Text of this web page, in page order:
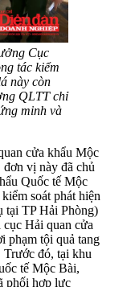
Cục
tác kiểm
này còn
QLTT chỉ
minh và
cửa khẩu Mộc
vị này đã chủ
Quốc tế Mộc
soát phát hiện
tại TP Hải Phòng)
Hải quan cửa
phạm tội quả tang
đó, tại khu
tế Mộc Bài,
phối hợp lực